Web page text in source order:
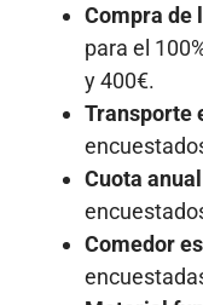
Compra de
para el
y 400€.
Transporte
Cuota
Comedor